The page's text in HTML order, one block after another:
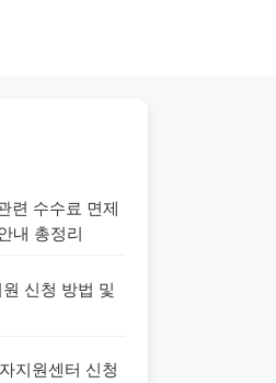
련 수수료 면제
내 총정리
신청 방법 및
지원센터 신청